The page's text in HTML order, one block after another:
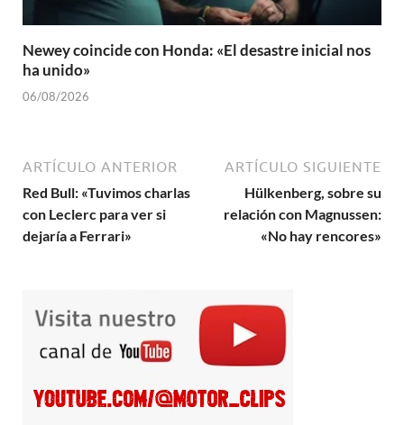
Newey coincide con Honda: «El desastre inicial nos
ha unido»
06/08/2026
ARTÍCULO ANTERIOR
Red Bull: «Tuvimos charlas
con Leclerc para ver si
dejaría a Ferrari»
ARTÍCULO SIGUIENTE
Hülkenberg, sobre su
relación con Magnussen:
«No hay rencores»